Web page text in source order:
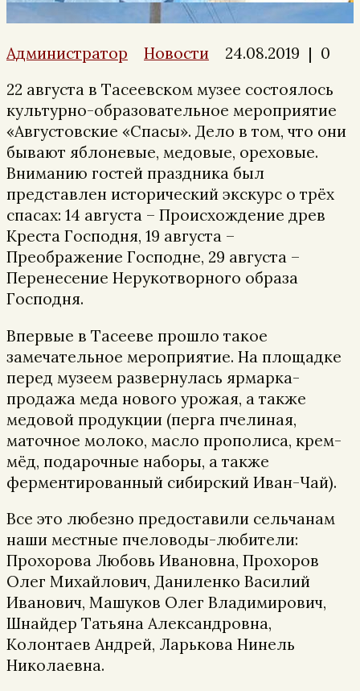
Администратор Новости 24.08.2019 | 0
22 августа в Тасеевском музее состоялось
культурно-образовательное мероприятие
«Августовские «Спасы». Дело в том, что они
бывают яблоневые, медовые, ореховые.
Вниманию гостей праздника был
представлен исторический экскурс о трёх
спасах: 14 августа – Происхождение древ
Креста Господня, 19 августа –
Преображение Господне, 29 августа –
Перенесение Нерукотворного образа
Господня.
Впервые в Тасееве прошло такое
замечательное мероприятие. На площадке
перед музеем развернулась ярмарка-
продажа меда нового урожая, а также
медовой продукции (перга пчелиная,
маточное молоко, масло прополиса, крем-
мёд, подарочные наборы, а также
ферментированный сибирский Иван-Чай).
Все это любезно предоставили сельчанам
наши местные пчеловоды-любители:
Прохорова Любовь Ивановна, Прохоров
Олег Михайлович, Даниленко Василий
Иванович, Машуков Олег Владимирович,
Шнайдер Татьяна Александровна,
Колонтаев Андрей, Ларькова Нинель
Николаевна.